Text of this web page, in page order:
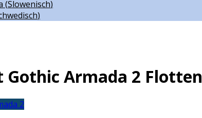
(Slowenisch)
)
Armada 2 Flotten
2